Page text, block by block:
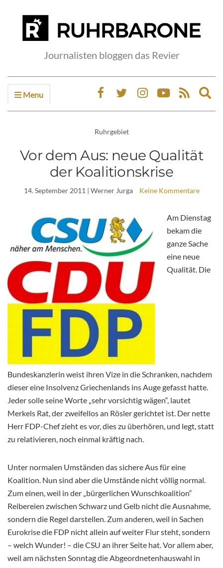
Journalisten bloggen das Revier
Menu
Ruhrgebiet
Vor dem Aus: neue Qualität
der Koalitionskrise
14. September 2011 | Werner Jurga Keine Kommentare
Am Dienstag
bekam die
ganze Sache
eine neue
Qualität. Die
Bundeskanzlerin weist ihren Vize in die Schranken, nachdem
dieser eine Insolvenz Griechenlands ins Auge gefasst hatte.
Jeder solle seine Worte „sehr vorsichtig wägen“, lautet
Merkels Rat, der zweifellos an Rösler gerichtet ist. Der nette
Herr FDP-Chef zieht es vor, dies zu überhören, und legt, statt
zu relativieren, noch einmal kräftig nach.
Unter normalen Umständen das sichere Aus für eine
Koalition. Nun sind aber die Umstände nicht völlig normal.
Zum einen, weil in der „bürgerlichen Wunschkoalition“
Reibereien zwischen Schwarz und Gelb nicht die Ausnahme,
sondern die Regel darstellen. Zum anderen, weil in Sachen
Eurokrise die FDP nicht allein auf weiter Flur steht, sondern
– welch Wunder! – die CSU an ihrer Seite hat. Vor allem aber,
weil am nächsten Sonntag die Abgeordnetenhauswahl in